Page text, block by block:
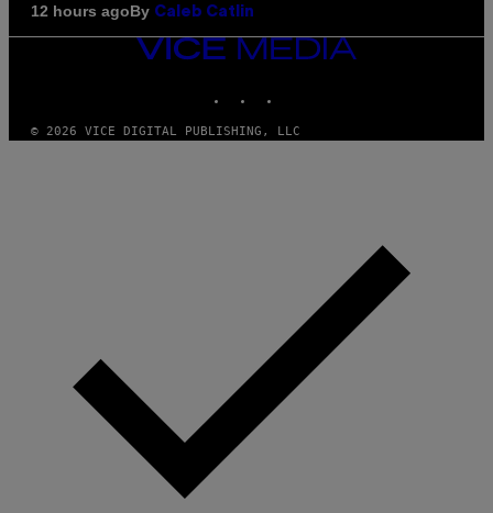
12 hours agoBy Caleb Catlin
VICE
MEDIA
© 2026 VICE DIGITAL PUBLISHING, LLC